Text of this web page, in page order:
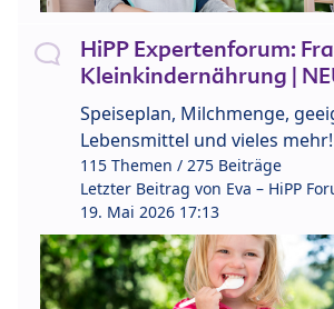
HiPP Expertenforum:
Kleinkindernährung |
Speiseplan, Milchmenge,
Lebensmittel und vieles mehr!
115 Themen / 275 Beiträge
Letzter Beitrag von Eva – HiPP
19. Mai 2026 17:13